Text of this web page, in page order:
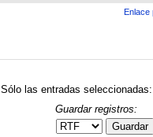
Enlace
Sólo las entradas seleccionadas:
Guardar registros:
Guardar